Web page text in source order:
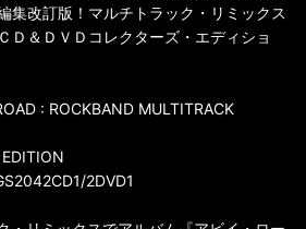
集改訂版！マルチトラック・リミックス
Ｄ＆ＤＶＤコレクターズ・エディショ
: ROCKBAND MULTITRACK
2DVD1